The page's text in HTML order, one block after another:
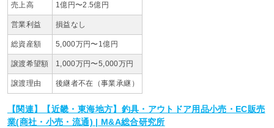
売上高 1億円〜2.5億円
営業利益 損益なし
総資産額 5,000万円〜1億円
譲渡希望額 1,000万円〜5,000万円
譲渡理由 後継者不在（事業承継）
【関連】【近畿・東海地方】釣具・アウトドア用品小売・EC販売
業(商社・小売・流通) | M&A総合研究所